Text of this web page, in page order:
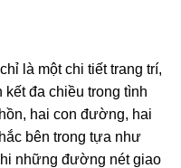
là một chi tiết trang trí,
đa chiều trong tình
hai con đường, hai
bên trong tựa như
những đường nét giao